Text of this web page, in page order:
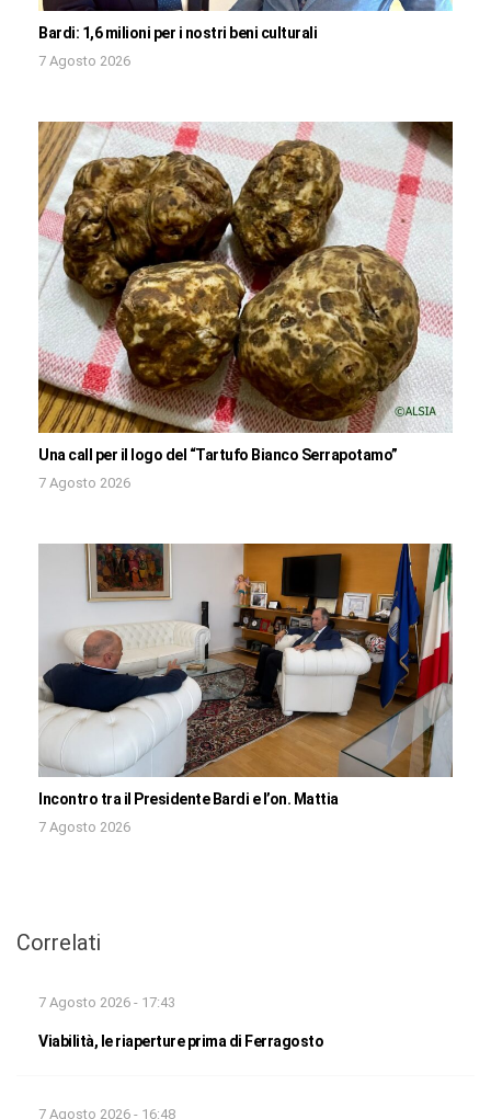
Bardi: 1,6 milioni per i nostri beni culturali
7 Agosto 2026
Una call per il logo del “Tartufo Bianco Serrapotamo”
7 Agosto 2026
Incontro tra il Presidente Bardi e l’on. Mattia
7 Agosto 2026
Correlati
7 Agosto 2026 - 17:43
Viabilità, le riaperture prima di Ferragosto
7 Agosto 2026 - 16:48